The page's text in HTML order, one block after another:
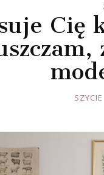
Cię
JOULE
SZYCIE